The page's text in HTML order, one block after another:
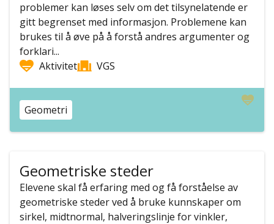
problemer kan løses selv om det tilsynelatende er
gitt begrenset med informasjon. Problemene kan
brukes til å øve på å forstå andres argumenter og
forklari...
Aktivitet
VGS
Geometri
Geometriske steder
Elevene skal få erfaring med og få forståelse av
geometriske steder ved å bruke kunnskaper om
sirkel, midtnormal, halveringslinje for vinkler,